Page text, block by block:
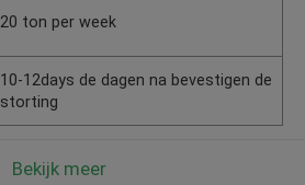
20 ton per week
10-12days de dagen na bevestigen de
storting
Bekijk meer